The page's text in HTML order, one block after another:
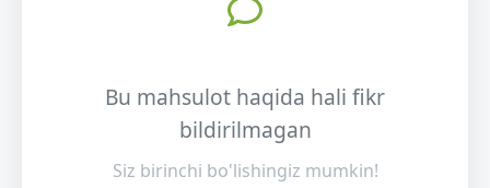
Bu mahsulot haqida hali fikr
bildirilmagan
Siz birinchi bo'lishingiz mumkin!